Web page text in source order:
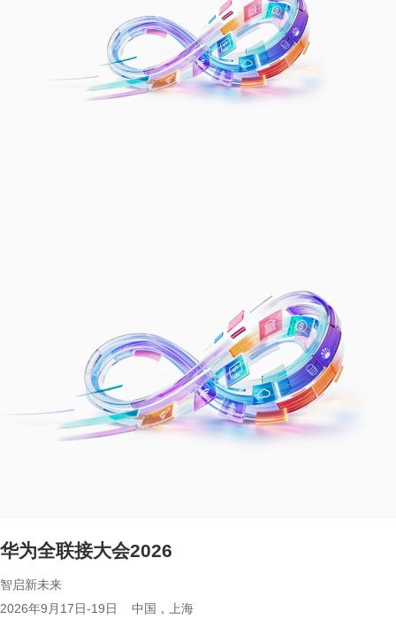
华为全联接大会2026
智启新未来
2026年9月17日-19日 中国，上海